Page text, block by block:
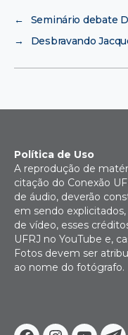
←
Seminário debate
→
Desbravando
Política de Uso
A reprodução de
citação do Conexão
de áudio, deverão
em sendo
de vídeo, esses
UFRJ no YouTube e,
Fotos devem ser
ao nome do fotógrafo.